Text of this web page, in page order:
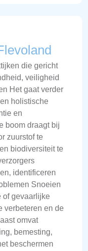
die gericht
veiligheid
Het gaat verder
holistische
en
boom draagt bij
zuurstof te
biodiversiteit te
identificeren
Snoeien
of gevaarlijke
verbeteren en de
omvat
bemesting,
beschermen